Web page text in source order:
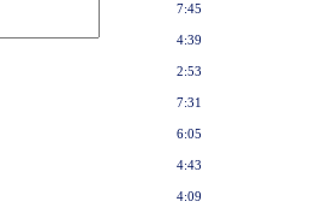
7:45
4:39
2:53
7:31
6:05
4:43
4:09